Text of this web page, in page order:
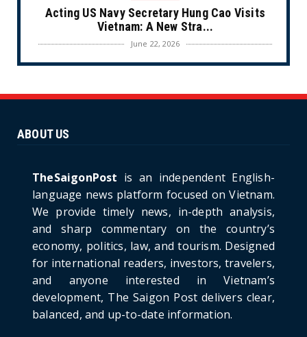
Acting US Navy Secretary Hung Cao Visits
Vietnam: A New Stra...
June 22, 2026
CULTURE
Ninh Bride Re-enacts...
Project: An Analysi...
June 21, 2026
HOTNEWS
Detailed Analysis of the Cooling-off Period
Law in Timeshare...
June 21, 2026
HOTNEWS
Prime Minister Lê Minh Hưng’s Visit to
Russia: A New Step Fo...
ABOUT US
TheSaigonPost is an independent English-
language news platform focused on Vietnam.
We provide timely news, in-depth analysis,
and sharp commentary on the country’s
economy, politics, law, and tourism. Designed
for international readers, investors, travelers,
and anyone interested in Vietnam’s
development, The Saigon Post delivers clear,
balanced, and up-to-date information.